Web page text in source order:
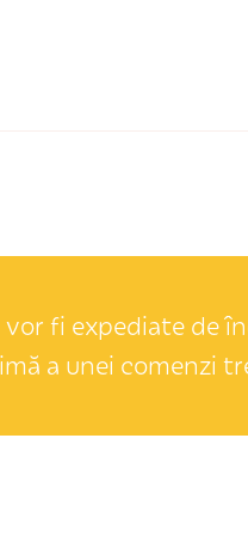
fi expediate
a unei comenzi